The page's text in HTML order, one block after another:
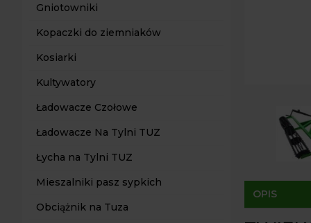
Gniotowniki
Kopaczki do ziemniaków
Kosiarki
Kultywatory
Ładowacze Czołowe
Ładowacze Na Tylni TUZ
Łycha na Tylni TUZ
Mieszalniki pasz sypkich
Obciążnik na Tuza
OPIS